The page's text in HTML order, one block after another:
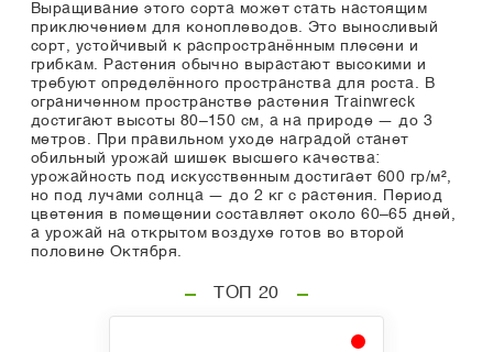
Выращивание этого сорта может стать настоящим
приключением для коноплеводов. Это выносливый
сорт, устойчивый к распространённым плесени и
грибкам. Растения обычно вырастают высокими и
требуют определённого пространства для роста. В
ограниченном пространстве растения Trainwreck
достигают высоты 80–150 см, а на природе — до 3
метров. При правильном уходе наградой станет
обильный урожай шишек высшего качества:
урожайность под искусственным достигает 600 гр/м²,
но под лучами солнца — до 2 кг с растения. Период
цветения в помещении составляет около 60–65 дней,
а урожай на открытом воздухе готов во второй
половине Октября.
ТОП 20